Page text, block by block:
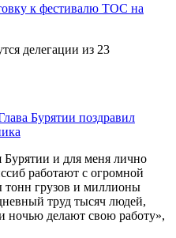
к фестивалю ТОС на
делегации из 23
Бурятии поздравил
и для меня лично
работают с огромной
тонн грузов и миллионы
труд тысяч людей,
ночью делают свою работу»,